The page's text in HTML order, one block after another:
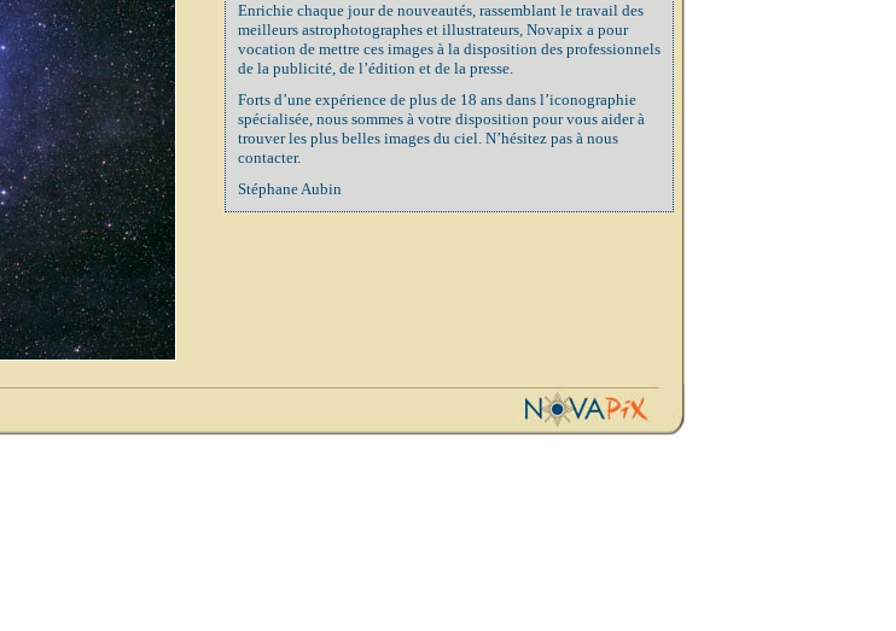
Enrichie chaque jour de nouveautés, rassemblant le travail des
meilleurs astrophotographes et illustrateurs, Novapix a pour
vocation de mettre ces images à la disposition des professionnels
de la publicité, de l’édition et de la presse.
Forts d’une expérience de plus de 18 ans dans l’iconographie
spécialisée, nous sommes à votre disposition pour vous aider à
trouver les plus belles images du ciel. N’hésitez pas à nous
contacter.
Stéphane Aubin